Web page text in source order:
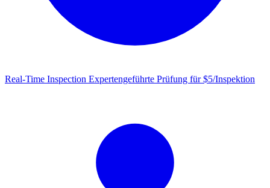
Real-Time Inspection Expertengeführte Prüfung für $5/Inspektion